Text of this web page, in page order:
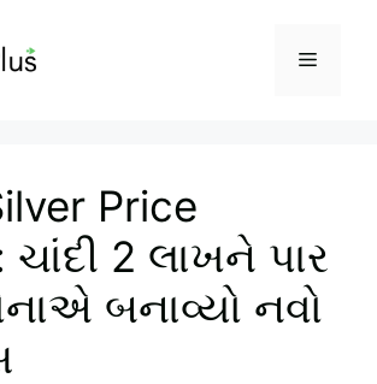
Menu
Price
ચાંદી 2 લાખને પાર
બનાવ્યો નવો